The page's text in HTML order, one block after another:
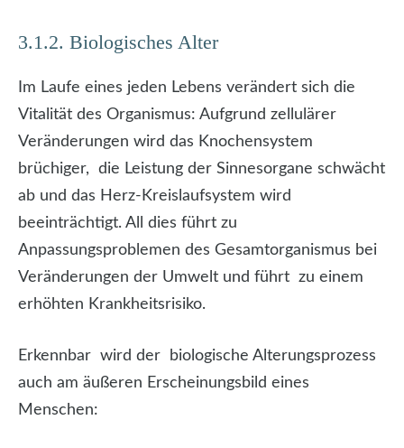
3.1.2. Biologisches Alter
Im Laufe eines jeden Lebens verändert sich die
Vitalität des Organismus: Aufgrund zellulärer
Veränderungen wird das Knochensystem
brüchiger, die Leistung der Sinnesorgane schwächt
ab und das Herz-Kreislaufsystem wird
beeinträchtigt. All dies führt zu
Anpassungsproblemen des Gesamtorganismus bei
Veränderungen der Umwelt und führt zu einem
erhöhten Krankheitsrisiko.
Erkennbar wird der biologische Alterungsprozess
auch am äußeren Erscheinungsbild eines
Menschen: